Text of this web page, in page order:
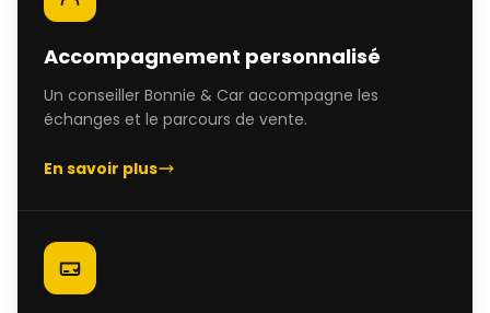
Accompagnement personnalisé
Un conseiller Bonnie & Car accompagne les
échanges et le parcours de vente.
En savoir plus